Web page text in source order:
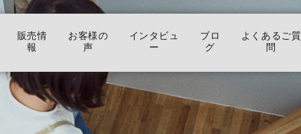
販売情
報
お客様の
声
インタビュ
ー
ブロ
グ
よくあるご質
問